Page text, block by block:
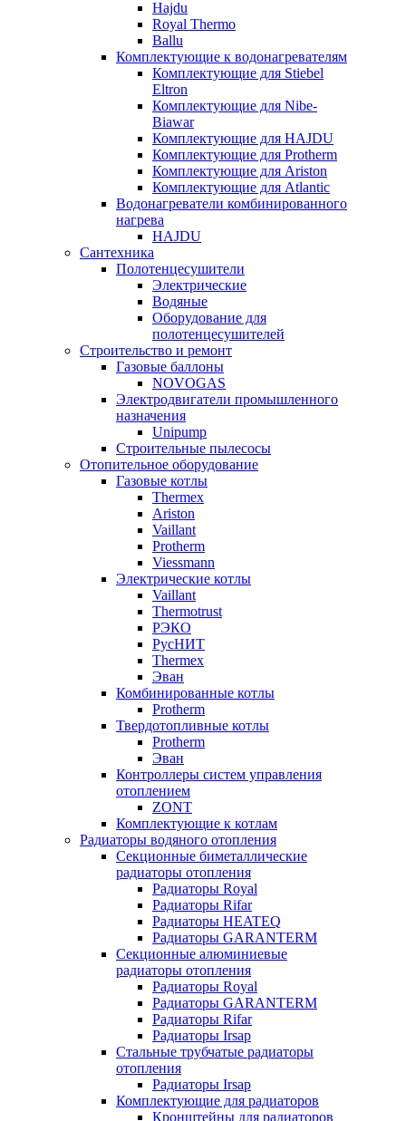
Hajdu
Royal Thermo
Ballu
Комплектующие к водонагревателям
Комплектующие для Stiebel
Eltron
Комплектующие для Nibe-
Biawar
Комплектующие для HAJDU
Комплектующие для Protherm
Комплектующие для Ariston
Комплектующие для Atlantic
Водонагреватели комбинированного
нагрева
HAJDU
Сантехника
Полотенцесушители
Электрические
Водяные
Оборудование для
полотенцесушителей
Строительство и ремонт
Газовые баллоны
NOVOGAS
Электродвигатели промышленного
назначения
Unipump
Строительные пылесосы
Отопительное оборудование
Газовые котлы
Thermex
Ariston
Vaillant
Protherm
Viessmann
Электрические котлы
Vaillant
Thermotrust
РЭКО
РусНИТ
Thermex
Эван
Комбинированные котлы
Protherm
Твердотопливные котлы
Protherm
Эван
Контроллеры систем управления
отоплением
ZONT
Комплектующие к котлам
Радиаторы водяного отопления
Секционные биметаллические
радиаторы отопления
Радиаторы Royal
Радиаторы Rifar
Радиаторы HEATEQ
Радиаторы GARANTERM
Секционные алюминиевые
радиаторы отопления
Радиаторы Royal
Радиаторы GARANTERM
Радиаторы Rifar
Радиаторы Irsap
Стальные трубчатые радиаторы
отопления
Радиаторы Irsap
Комплектующие для радиаторов
Кронштейны для радиаторов